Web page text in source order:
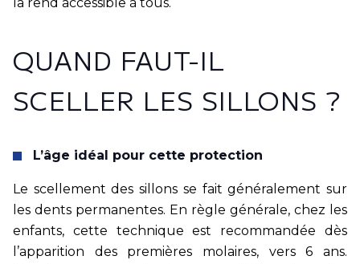
la rend accessible à tous.
QUAND FAUT-IL
SCELLER LES SILLONS ?
L’âge idéal pour cette protection
Le scellement des sillons se fait généralement sur
les dents permanentes. En règle générale, chez les
enfants, cette technique est recommandée dès
l’apparition des premières molaires, vers 6 ans.